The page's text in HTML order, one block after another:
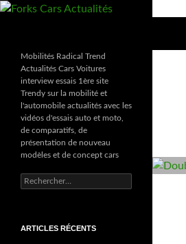
Aller
Mobilités Radical Trend
Actualités Cars Voitures
interview essais 1ère site
Trendy sur la mobilité et
l'automobile actualités avec les
vidéos d'essais auto et moto,
de comparatifs, de
présentation de nouveau
modèles et de concept cars
Rechercher :
ARTICLES RÉCENTS